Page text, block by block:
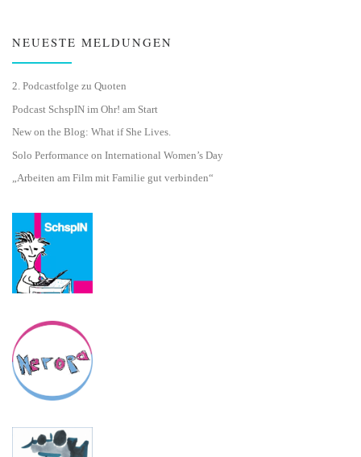
NEUESTE MELDUNGEN
2. Podcastfolge zu Quoten
Podcast SchspIN im Ohr! am Start
New on the Blog: What if She Lives.
Solo Performance on International Women’s Day
„Arbeiten am Film mit Familie gut verbinden“